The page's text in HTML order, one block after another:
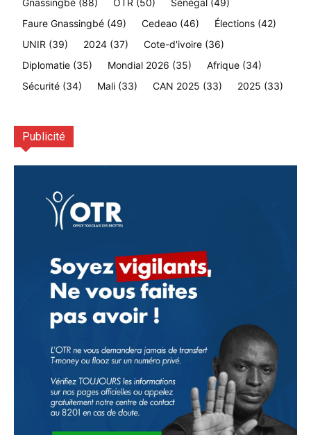
Faure Gnassingbé (49) Cedeao (46) Élections (42)
UNIR (39) 2024 (37) Cote-d'ivoire (36)
Diplomatie (35) Mondial 2026 (35) Afrique (34)
Sécurité (34) Mali (33) CAN 2025 (33) 2025 (33)
Publicité